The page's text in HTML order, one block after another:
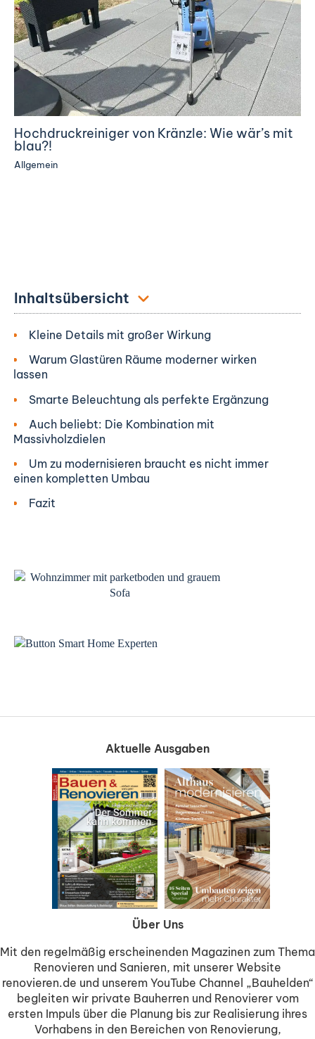
Hochdruckreiniger von Kränzle: Wie wär’s mit
blau?!
Allgemein
Inhaltsübersicht
Kleine Details mit großer Wirkung
Warum Glastüren Räume moderner wirken
lassen
Smarte Beleuchtung als perfekte Ergänzung
Auch beliebt: Die Kombination mit
Massivholzdielen
Um zu modernisieren braucht es nicht immer
einen kompletten Umbau
Fazit
Aktuelle Ausgaben
Über Uns
Mit den regelmäßig erscheinenden Magazinen zum Thema
Renovieren und Sanieren, mit unserer Website
renovieren.de und unserem YouTube Channel „Bauhelden“
begleiten wir private Bauherren und Renovierer vom
ersten Impuls über die Planung bis zur Realisierung ihres
Vorhabens in den Bereichen von Renovierung,